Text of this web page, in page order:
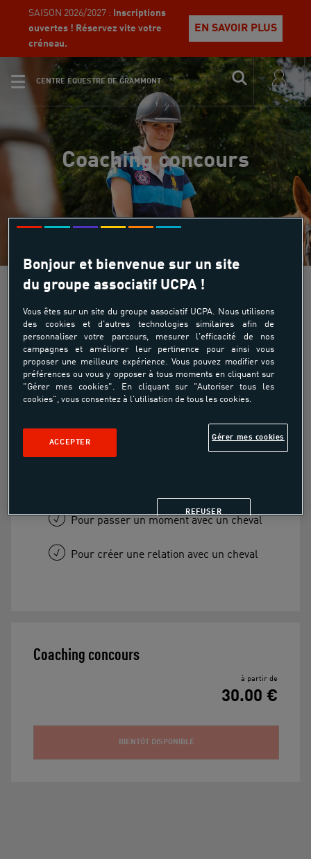
SAISON 2026/2027 :
Inscriptions
ouvertes ! Réservez vite votre
créneau.
EN SAVOIR PLUS
CENTRE ÉQUESTRE DE GRAMMONT
Coaching concours
Equi Start
Coaching concours
Découverte
Pour passer un moment avec un cheval
Pour créer une relation avec un cheval
Coaching concours
à partir de
30.00 €
BIENTÔT DISPONIBLE
Bonjour et bienvenue sur un site
du groupe associatif UCPA !
Vous êtes sur un site du groupe associatif UCPA. Nous utilisons
des cookies et d'autres technologies similaires afin de
personnaliser votre parcours, mesurer l'efficacité de nos
campagnes et améliorer leur pertinence pour ainsi vous
proposer une meilleure expérience. Vous pouvez modifier vos
préférences ou vous y opposer à tous moments en cliquant sur
"Gérer mes cookies". En cliquant sur "Autoriser tous les
cookies", vous consentez à l'utilisation de tous les cookies.
Gérer mes cookies
REFUSER
ACCEPTER